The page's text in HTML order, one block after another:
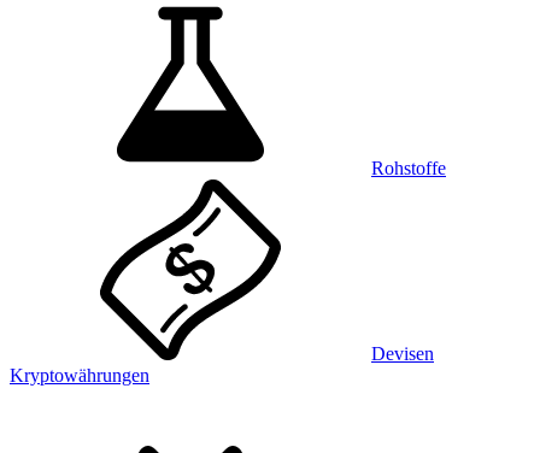
Rohstoffe
Devisen
Kryptowährungen